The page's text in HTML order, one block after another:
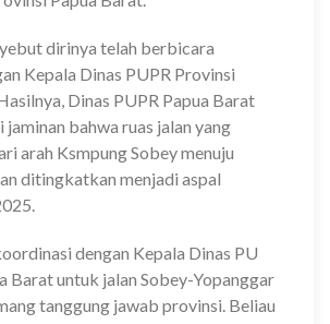
dirinya telah berbicara
Kepala Dinas PUPR Provinsi
Dinas PUPR Papua Barat
bahwa ruas jalan yang
arah Ksmpung Sobey menuju
ditingkatkan menjadi aspal
dengan Kepala Dinas PU
Barat untuk jalan Sobey-Yopanggar
tanggung jawab provinsi. Beliau